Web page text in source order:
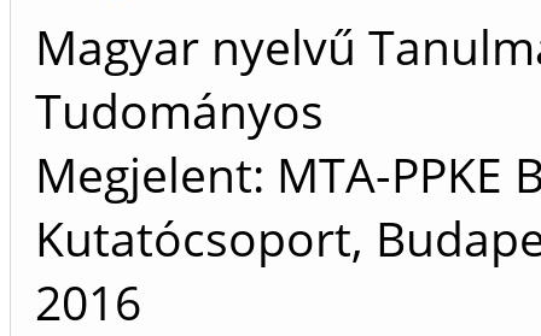
Magyar nyelvű
Tudományos
Megjelent: MTA-PPKE
Kutatócsoport,
2016